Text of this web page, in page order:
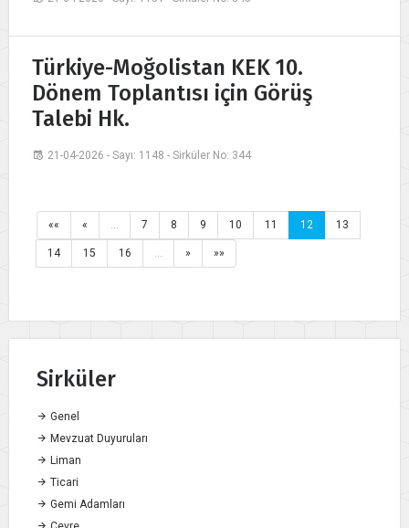
Türkiye-Moğolistan KEK 10.
Dönem Toplantısı için Görüş
Talebi Hk.
21-04-2026 - Sayı: 1148 - Sirküler No: 344
«« « … 7 8 9 10 11 12 13
14 15 16 … » »»
Sirküler
Genel
Mevzuat Duyuruları
Liman
Ticari
Gemi Adamları